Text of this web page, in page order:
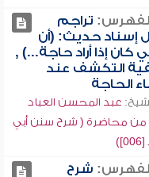
تراجم
إسناد حديث: (أن
كان إذا أراد حاجة...) ,
التكشف عند
الحاجة
عبد المحسن العباد
من محاضرة ( شرح سنن أبي
شرح